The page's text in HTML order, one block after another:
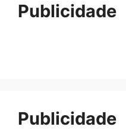
Publicidade
Publicidade